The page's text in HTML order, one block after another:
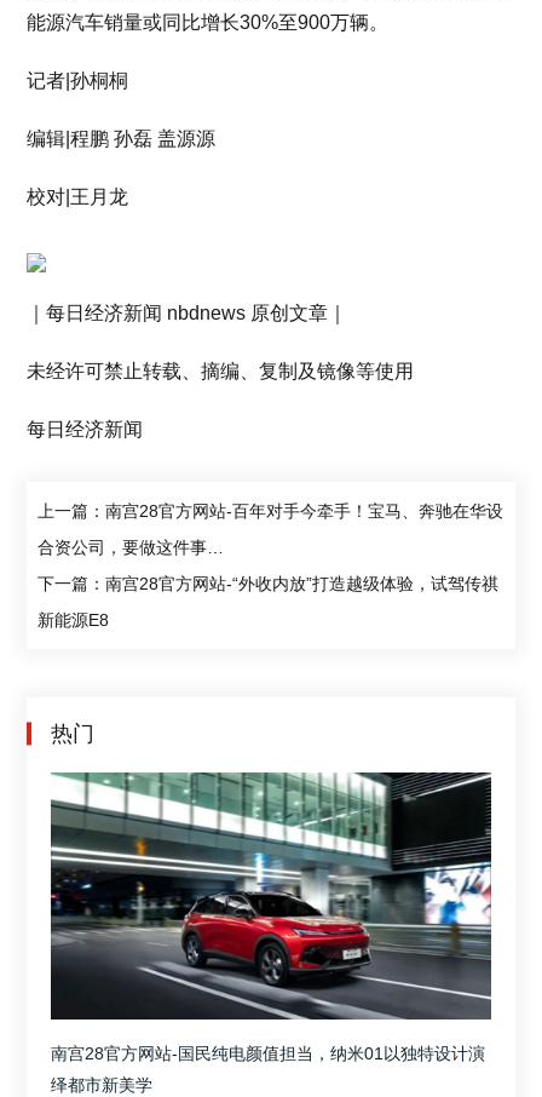
能源汽车销量或同比增长30%至900万辆。
记者|孙桐桐
编辑|程鹏 孙磊 盖源源
校对|王月龙
｜每日经济新闻 nbdnews 原创文章｜
未经许可禁止转载、摘编、复制及镜像等使用
每日经济新闻
上一篇：南宫28官方网站-百年对手今牵手！宝马、奔驰在华设
合资公司，要做这件事…
下一篇：南宫28官方网站-“外收内放”打造越级体验，试驾传祺
新能源E8
热门
南宫28官方网站-国民纯电颜值担当，纳米01以独特设计演
绎都市新美学